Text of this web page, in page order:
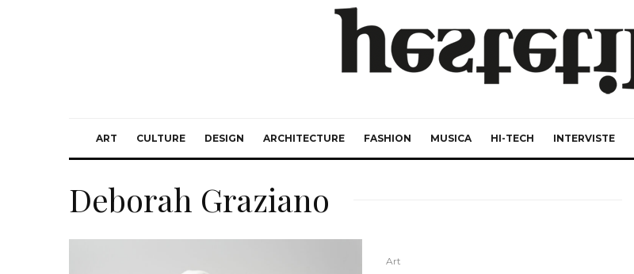
ART CULTURE DESIGN ARCHITECTURE FASHION MUSICA HI-TECH INTERVISTE
Deborah Graziano
Art